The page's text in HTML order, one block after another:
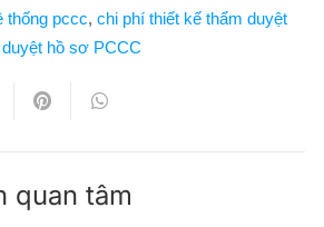
thống pccc,chi phí thiết kế thẩm duyệt
hồ sơ PCCC
quan tâm